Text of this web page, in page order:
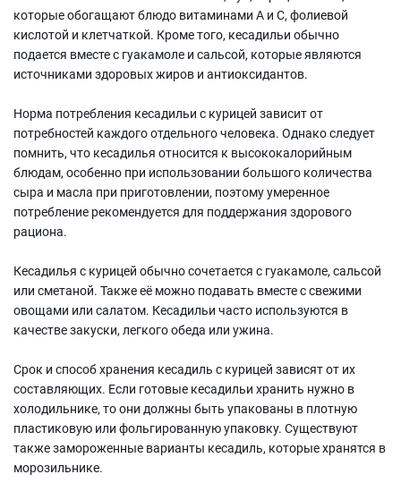
которые обогащают блюдо витаминами А и С, фолиевой
кислотой и клетчаткой. Кроме того, кесадильи обычно
подается вместе с гуакамоле и сальсой, которые являются
источниками здоровых жиров и антиоксидантов.
Норма потребления кесадильи с курицей зависит от
потребностей каждого отдельного человека. Однако следует
помнить, что кесадилья относится к высококалорийным
блюдам, особенно при использовании большого количества
сыра и масла при приготовлении, поэтому умеренное
потребление рекомендуется для поддержания здорового
рациона.
Кесадилья с курицей обычно сочетается с гуакамоле, сальсой
или сметаной. Также её можно подавать вместе с свежими
овощами или салатом. Кесадильи часто используются в
качестве закуски, легкого обеда или ужина.
Срок и способ хранения кесадиль с курицей зависят от их
составляющих. Если готовые кесадильи хранить нужно в
холодильнике, то они должны быть упакованы в плотную
пластиковую или фольгированную упаковку. Существуют
также замороженные варианты кесадиль, которые хранятся в
морозильнике.